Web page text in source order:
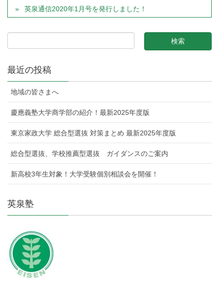
英泉通信2020年1月号を発行しました！
最近の投稿
地域の皆さまへ
慶應義塾大学商学部の紹介！最新2025年度版
東京家政大学 総合型選抜 対策まとめ 最新2025年度版
総合型選抜、学校推薦型選抜 ガイダンスのご案内
新高校3年生対象！大学受験個別相談会を開催！
英泉塾